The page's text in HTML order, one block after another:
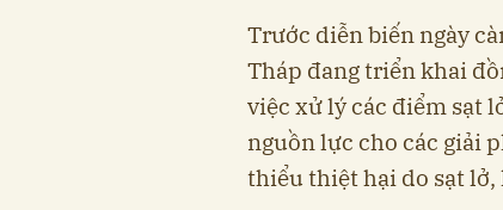
Trước diễn biến ngày
Tháp đang triển khai
việc xử lý các điểm sạt
nguồn lực cho các giải
thiểu thiệt hại do sạt lở,